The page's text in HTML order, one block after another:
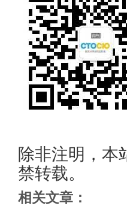
除非注明，本
禁转载。
相关文章：